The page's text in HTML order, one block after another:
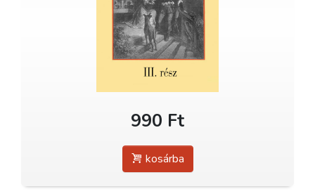
990 Ft
kosárba